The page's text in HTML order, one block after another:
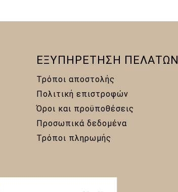
ΕΞΥΠΗΡΕΤΗΣΗ ΠΕΛΑΤΩΝ
Τρόποι αποστολής
Πολιτική επιστροφών
Όροι και προϋποθέσεις
Προσωπικά δεδομένα
Τρόποι πληρωμής